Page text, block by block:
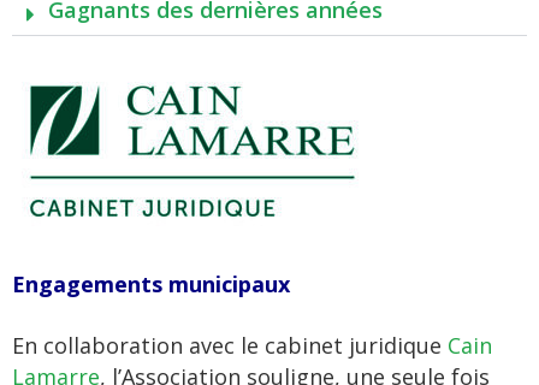
Gagnants des dernières années
Engagements municipaux
En collaboration avec le cabinet juridique Cain
Lamarre, l’Association souligne, une seule fois